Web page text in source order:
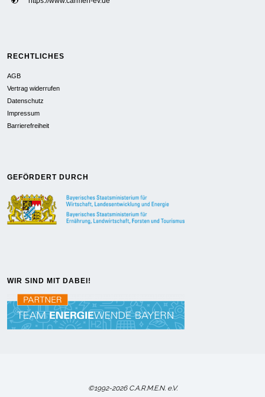
RECHTLICHES
AGB
Vertrag widerrufen
Datenschutz
Impressum
Barrierefreiheit
GEFÖRDERT DURCH
WIR SIND MIT DABEI!
©1992-2026 C.A.R.M.E.N. e.V.